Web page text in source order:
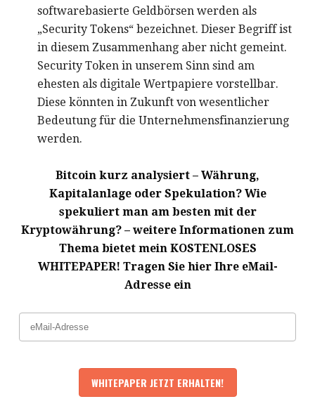
softwarebasierte Geldbörsen werden als
„Security Tokens“ bezeichnet. Dieser Begriff ist
in diesem Zusammenhang aber nicht gemeint.
Security Token in unserem Sinn sind am
ehesten als digitale Wertpapiere vorstellbar.
Diese könnten in Zukunft von wesentlicher
Bedeutung für die Unternehmensfinanzierung
werden.
Bitcoin kurz analysiert – Währung,
Kapitalanlage oder Spekulation? Wie
spekuliert man am besten mit der
Kryptowährung? – weitere Informationen zum
Thema bietet mein KOSTENLOSES
WHITEPAPER! Tragen Sie hier Ihre eMail-
Adresse ein